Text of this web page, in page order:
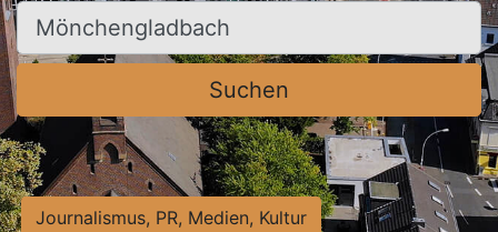
Ort, Stadt
Suchen
Journalismus, PR, Medien, Kultur